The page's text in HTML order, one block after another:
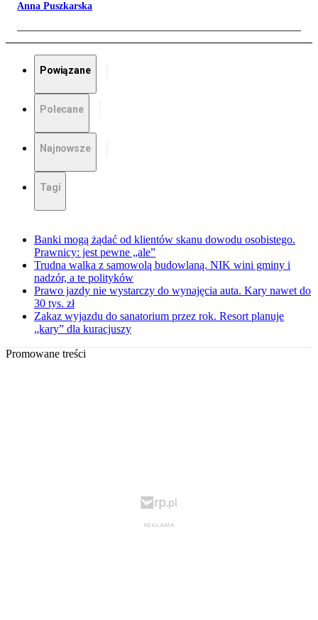
Anna Puszkarska
Powiązane
Polecane
Najnowsze
Tagi
Banki mogą żądać od klientów skanu dowodu osobistego.
Prawnicy: jest pewne „ale”
Trudna walka z samowolą budowlaną. NIK wini gminy i
nadzór, a te polityków
Prawo jazdy nie wystarczy do wynajęcia auta. Kary nawet do
30 tys. zł
Zakaz wyjazdu do sanatorium przez rok. Resort planuje
„kary” dla kuracjuszy
Promowane treści